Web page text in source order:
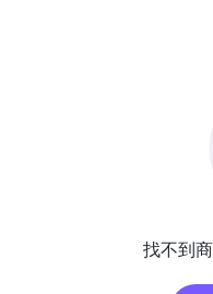
找不到